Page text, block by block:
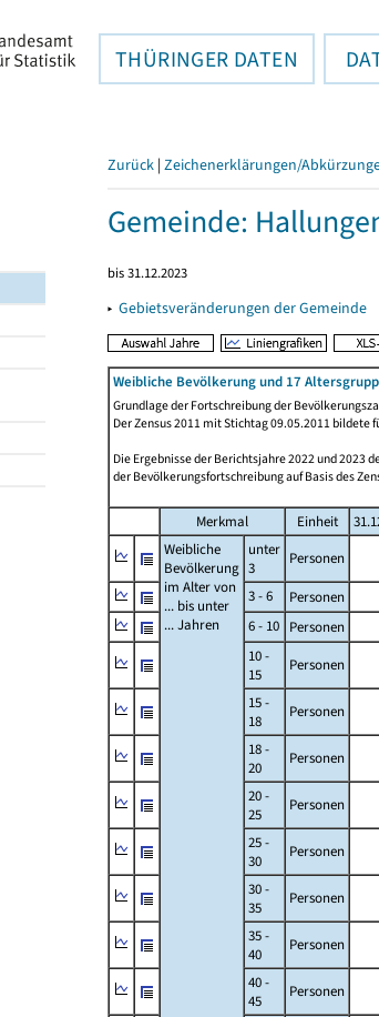
THÜRINGER DATEN
Zurück | Zeichenerklärungen/
Gemeinde:
bis 31.12.2023
▸ Gebietsveränderungen der Gemeinde
Weibliche Bevölkerung und 17
Grundlage der Fortschreibung der
Der Zensus 2011 mit Stichtag 09.05.2011 bildete
Die Ergebnisse der Berichtsjahre 2022 und 2023
der Bevölkerungsfortschreibung auf Basis des
Merkmal Einheit
Weibliche
Bevölkerung
im Alter von
... bis unter
... Jahren
unter
3
Personen
3 - 6
Personen
6 - 10 Personen
10 -
15
Personen
15 -
18
Personen
18 -
20
Personen
20 -
25
Personen
25 -
30
Personen
30 -
35
Personen
35 -
40
Personen
40 -
45
Personen